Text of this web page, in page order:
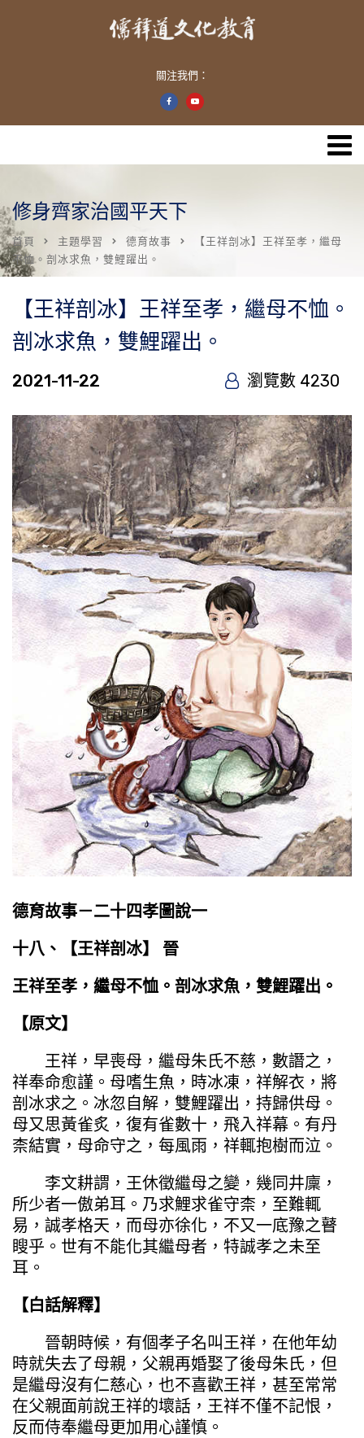
關注我們：
修身齊家治國平天下
首頁 主題學習 德育故事
【王祥剖冰】王祥至孝，繼母
不恤。剖冰求魚，雙鯉躍出。
【王祥剖冰】王祥至孝，繼母不恤。
剖冰求魚，雙鯉躍出。
2021-11-22 瀏覽數 4230
德育故事－二十四孝圖說一
十八、【王祥剖冰】 晉
王祥至孝，繼母不恤。剖冰求魚，雙鯉躍出。
【原文】
王祥，早喪母，繼母朱氏不慈，數譖之，
祥奉命愈謹。母嗜生魚，時冰凍，祥解衣，將
剖冰求之。冰忽自解，雙鯉躍出，持歸供母。
母又思黃雀炙，復有雀數十，飛入祥幕。有丹
柰結實，母命守之，每風雨，祥輒抱樹而泣。
李文耕謂，王休徵繼母之變，幾同井廩，
所少者一傲弟耳。乃求鯉求雀守柰，至難輒
易，誠孝格天，而母亦徐化，不又一底豫之瞽
瞍乎。世有不能化其繼母者，特誠孝之未至
耳。
【白話解釋】
晉朝時候，有個孝子名叫王祥，在他年幼
時就失去了母親，父親再婚娶了後母朱氏，但
是繼母沒有仁慈心，也不喜歡王祥，甚至常常
在父親面前說王祥的壞話，王祥不僅不記恨，
反而侍奉繼母更加用心謹慎。